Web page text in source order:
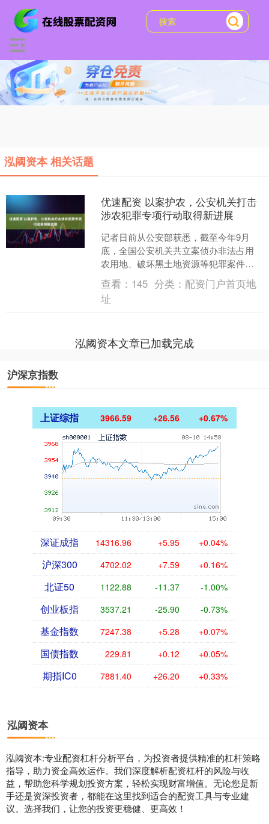
泓阈资本 相关话题
优速配资 以案护农，公安机关打击
涉农犯罪专项行动取得新进展
记者日前从公安部获悉，截至今年9月
底，全国公安机关共立案侦办非法占用
农用地、破坏黑土地资源等犯罪案件
4600余起，制售假劣种子等农资犯罪案
件200余起，切实以长....
查看： 145 分类： 配资门户首页地
址
泓阈资本文章已加载完成
沪深京指数
上证综指 3966.59 +26.56 +0.67%
深证成指 14316.96 +5.95 +0.04%
沪深300 4702.02 +7.59 +0.16%
北证50 1122.88 -11.37 -1.00%
创业板指 3537.21 -25.90 -0.73%
基金指数 7247.38 +5.28 +0.07%
国债指数 229.81 +0.12 +0.05%
期指IC0 7881.40 +26.20 +0.33%
泓阈资本
泓阈资本:专业配资杠杆分析平台，为投资者提供精准的杠杆策略
指导，助力资金高效运作。我们深度解析配资杠杆的风险与收
益，帮助您科学规划投资方案，轻松实现财富增值。无论您是新
手还是资深投资者，都能在这里找到适合的配资工具与专业建
议。选择我们，让您的投资更稳健、更高效！